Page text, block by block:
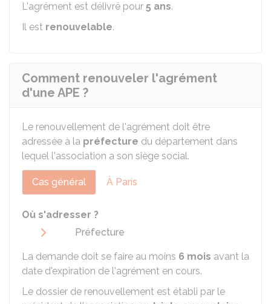
L'agrément est délivré pour 5 ans.
Il est renouvelable.
Comment renouveler l'agrément
d'une APE ?
Le renouvellement de l'agrément doit être
adressée à la préfecture du département dans
lequel l'association a son siège social.
Cas général À Paris
Où s'adresser ?
Préfecture
La demande doit se faire au moins 6 mois avant la
date d'expiration de l'agrément en cours.
Le dossier de renouvellement est établi par le